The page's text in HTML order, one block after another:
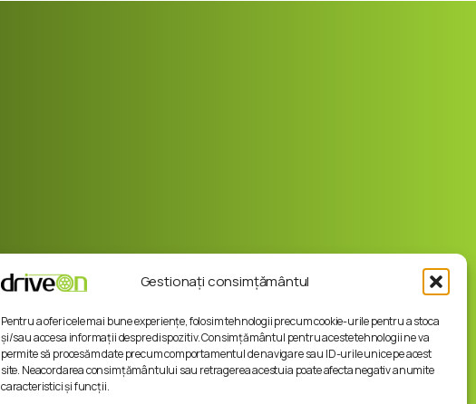
Gestionați consimțământul
Pentru a oferi cele mai bune experiențe, folosim tehnologii precum cookie-urile pentru a stoca
și/sau accesa informații despre dispozitiv. Consimțământul pentru aceste tehnologii ne va
permite să procesăm date precum comportamentul de navigare sau ID-urile unice pe acest
site. Neacordarea consimțământului sau retragerea acestuia poate afecta negativ anumite
caracteristici și funcții.
Strada Aeroportului Nr. 2, Timişoara